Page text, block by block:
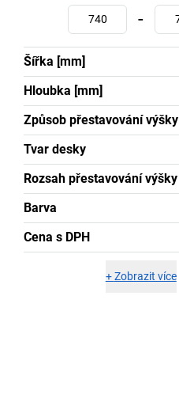
-
Šířka [mm]
Hloubka [mm]
Způsob přestavování výšky
Tvar desky
Rozsah přestavování výšky
Barva
Cena s DPH
+Zobrazit více